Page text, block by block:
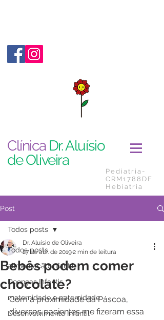
Clínica Dr. Aluísio
de Oliveira
Pediatria-
CRM1788DF
Hebiatria
Post
Todos posts
alimentação infantil
Doenças Infantis
maternidade e paternidade
Desenvolvimento Infantil
Todos posts
Bebês podem comer
chocolate?
Dr. Aluísio de Oliveira
27 de abr. de 20192 min de leitura
Com a proximidade da Páscoa,
diversos pacientes me fizeram essa